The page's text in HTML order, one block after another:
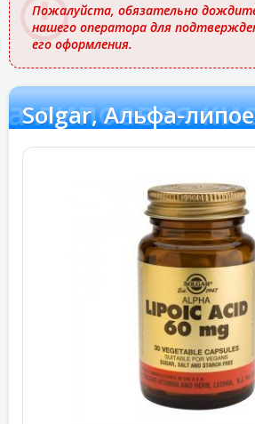
Пожалуйста, обязательно
нашего оператора для
его оформления.
липоевая